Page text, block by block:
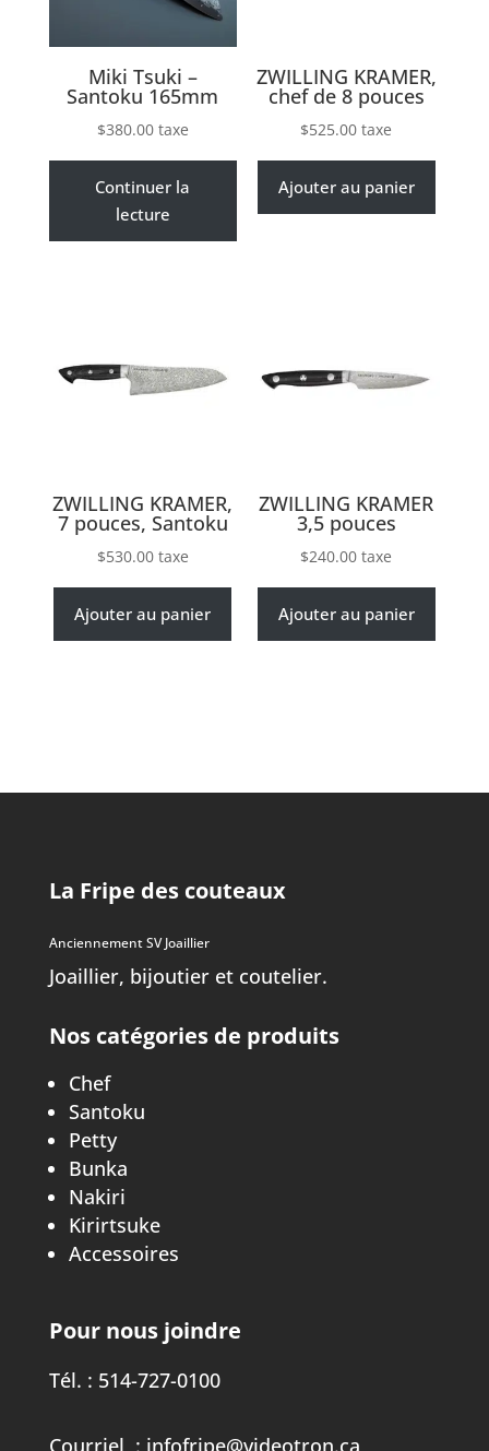
Miki Tsuki –
Santoku 165mm
$380.00 taxe
Continuer la
lecture
ZWILLING KRAMER,
chef de 8 pouces
$525.00 taxe
Ajouter au panier
ZWILLING KRAMER,
7 pouces, Santoku
$530.00 taxe
Ajouter au panier
ZWILLING KRAMER
3,5 pouces
$240.00 taxe
Ajouter au panier
La Fripe des couteaux
Anciennement SV Joaillier
Joaillier, bijoutier et coutelier.
Nos catégories de produits
Chef
Santoku
Petty
Bunka
Nakiri
Kirirtsuke
Accessoires
Pour nous joindre
Tél. : 514-727-0100